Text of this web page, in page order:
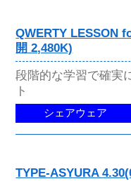
QWERTY LESSON
開 2,480K)
段階的な学習で確実
ト
シェアウェア
TYPE-ASYURA